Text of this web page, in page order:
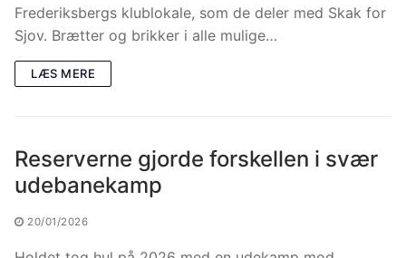
Frederiksbergs klublokale, som de deler med Skak for
Sjov. Brætter og brikker i alle mulige…
LÆS MERE
Reserverne gjorde forskellen i svær
udebanekamp
20/01/2026